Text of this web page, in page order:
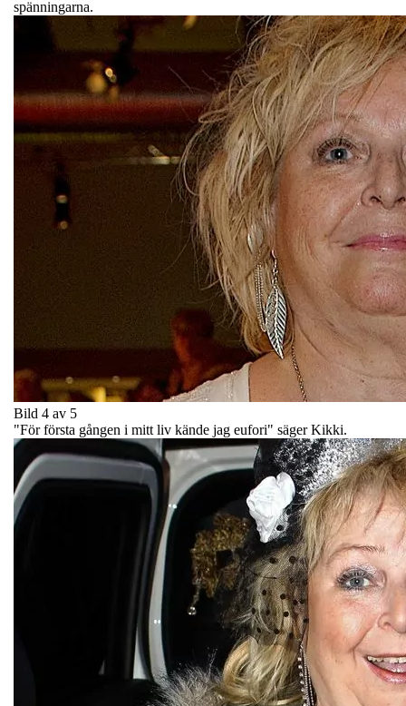
spänningarna.
Bild 4 av 5
"För första gången i mitt liv kände jag eufori" säger Kikki.